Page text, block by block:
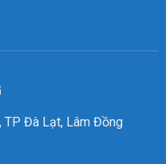
TP Đà Lạt, Lâm Đồng